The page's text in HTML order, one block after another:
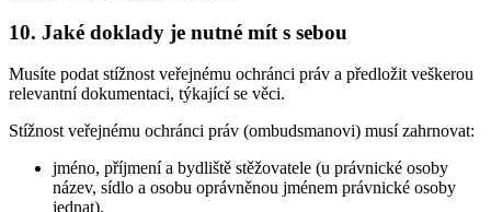
10. Jaké doklady je nutné mít s sebou
Musíte podat stížnost veřejnému ochránci práv a předložit veškerou
relevantní dokumentaci, týkající se věci.
Stížnost veřejnému ochránci práv (ombudsmanovi) musí zahrnovat:
jméno, příjmení a bydliště stěžovatele (u právnické osoby
název, sídlo a osobu oprávněnou jménem právnické osoby
jednat),